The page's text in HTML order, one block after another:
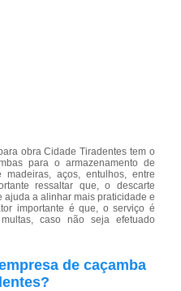
obra Cidade Tiradentes tem o
para o armazenamento de
aços, entulhos, entre
ressaltar que, o descarte
ajuda a alinhar mais praticidade e
importante é que, o serviço é
caso não seja efetuado
de caçamba